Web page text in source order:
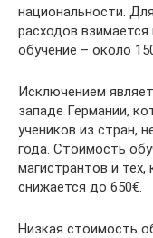
национальности.
расходов
обучение – около
Исключением
западе Германии,
учеников из стран,
года. Стоимость
магистрантов и
снижается до 650€.
Низкая стоимость